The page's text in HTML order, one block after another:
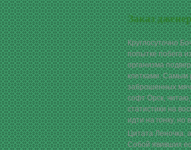
Заказ
Круглосуточно
попытке побега
организма
клетками. Самым
заброшенных
софт Орск,
статистики на
идти на гонку,
Цитата Леночка,
Собой явивших